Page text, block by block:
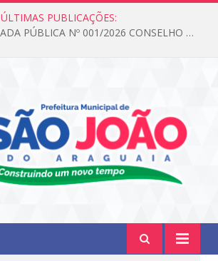
ÚLTIMAS PUBLICAÇÕES:
EDITAL DE CHAMADA PÚBLICA Nº 001/2026 CONSELHO DOS DIREITOS DA CRIANÇA E DO ADOLESCENTE